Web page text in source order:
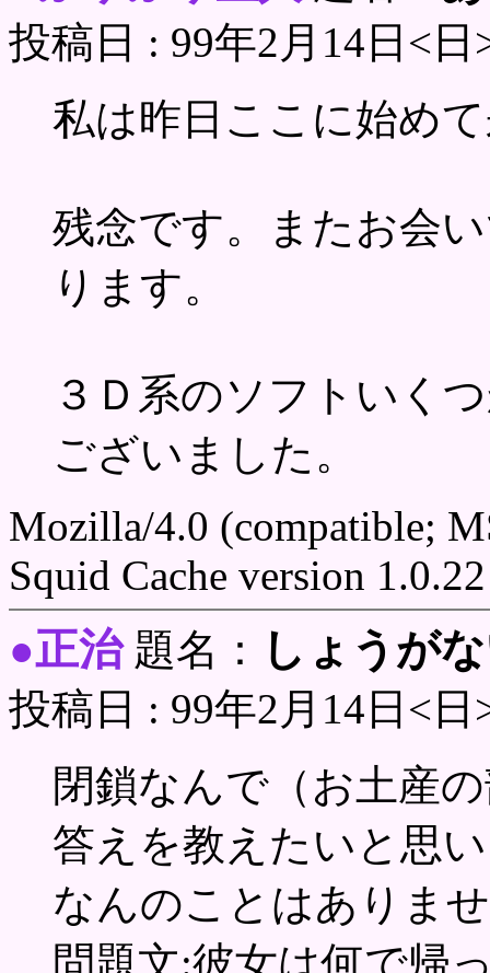
投稿日 : 99年2月14日<日
私は昨日ここに始め
残念です。またお会
ります。
３Ｄ系のソフトいく
ございました。
Mozilla/4.0 (compatible;
Squid Cache version 1.0.22
●正治題名： しょうが
投稿日 : 99年2月14日<日
閉鎖なんで（お土産
答えを教えたいと思
なんのことはありま
問題文:彼女は何で帰